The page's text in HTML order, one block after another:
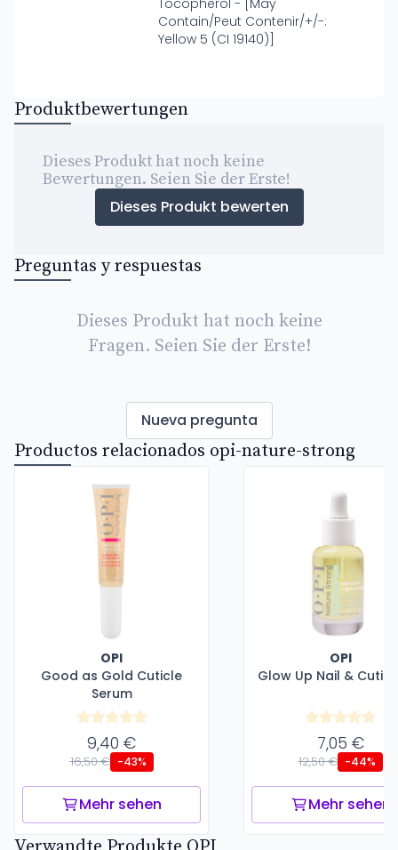
Tocopherol - [May
Contain/Peut Contenir/+/-:
Yellow 5 (CI 19140)]
Produktbewertungen
Dieses Produkt hat noch keine
Bewertungen. Seien Sie der Erste!
Dieses Produkt bewerten
Preguntas y respuestas
Dieses Produkt hat noch keine
Fragen. Seien Sie der Erste!
Nueva pregunta
Productos relacionados opi-nature-strong
OPI
Good as Gold Cuticle
Serum
9,40 €
16,50 € -43%
Mehr sehen
OPI
Glow Up Nail &
7,05 €
12,50 € -44%
Mehr sehen